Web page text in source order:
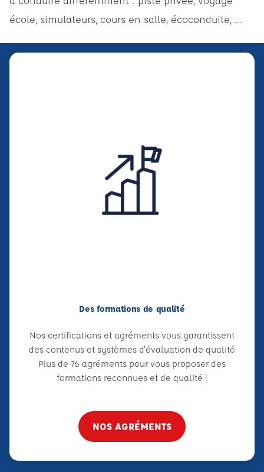
école, simulateurs, cours en salle, écoconduite, ...
Des formations de qualité
Nos certifications et agréments vous garantissent
des contenus et systèmes d'évaluation de qualité
Plus de 76 agréments pour vous proposer des
formations reconnues et de qualité !
NOS AGRÉMENTS